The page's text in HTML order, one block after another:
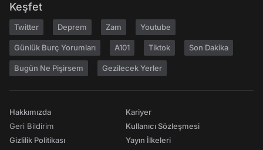
Keşfet
Twitter Deprem Zam Youtube
Günlük Burç Yorumları A101 Tiktok Son Dakika
Bugün Ne Pişirsem Gezilecek Yerler
Hakkımızda
Geri Bildirim
Gizlilik Politikası
Kariyer
Kullanıcı Sözleşmesi
Yayın İlkeleri